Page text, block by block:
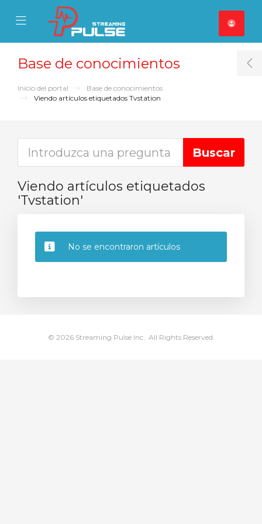
Mobile Menu
Mobile Menu
Base de conocimientos
Inicio del portal
Base de conocimientos
Viendo artículos etiquetados Tvstation
Viendo artículos etiquetados
'Tvstation'
No se encontraron artículos
© 2026 Streaming Pulse Inc.. All Rights Reserved.